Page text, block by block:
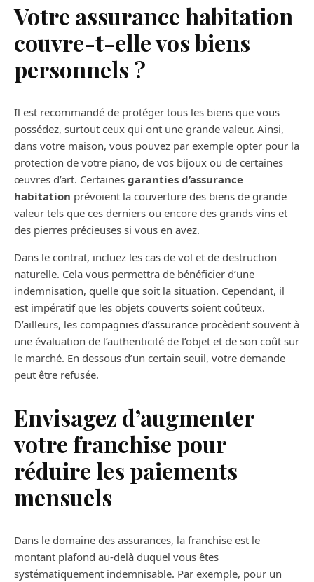
Votre assurance habitation
couvre-t-elle vos biens
personnels ?
Il est recommandé de protéger tous les biens que vous
possédez, surtout ceux qui ont une grande valeur. Ainsi,
dans votre maison, vous pouvez par exemple opter pour la
protection de votre piano, de vos bijoux ou de certaines
œuvres d’art. Certaines garanties d’assurance
habitation prévoient la couverture des biens de grande
valeur tels que ces derniers ou encore des grands vins et
des pierres précieuses si vous en avez.
Dans le contrat, incluez les cas de vol et de destruction
naturelle. Cela vous permettra de bénéficier d’une
indemnisation, quelle que soit la situation. Cependant, il
est impératif que les objets couverts soient coûteux.
D’ailleurs, les compagnies d’assurance procèdent souvent à
une évaluation de l’authenticité de l’objet et de son coût sur
le marché. En dessous d’un certain seuil, votre demande
peut être refusée.
Envisagez d’augmenter
votre franchise pour
réduire les paiements
mensuels
Dans le domaine des assurances, la franchise est le
montant plafond au-delà duquel vous êtes
systématiquement indemnisable. Par exemple, pour un